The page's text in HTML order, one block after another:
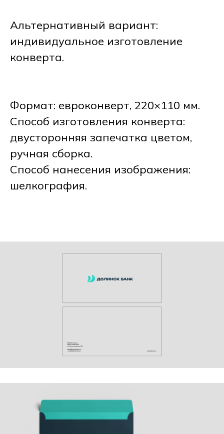
Альтернативный вариант:
индивидуальное изготовление
конверта.
Формат: евроконверт, 220×110 мм.
Способ изготовления конверта:
двусторонняя запечатка цветом,
ручная сборка.
Способ нанесения изображения:
шелкография.